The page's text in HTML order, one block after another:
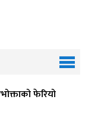
फेरियो